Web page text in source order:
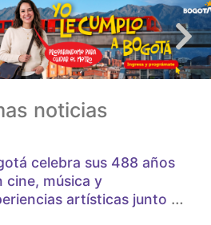
noticias
celebra sus 488 años
cine, música y
artísticas junto a